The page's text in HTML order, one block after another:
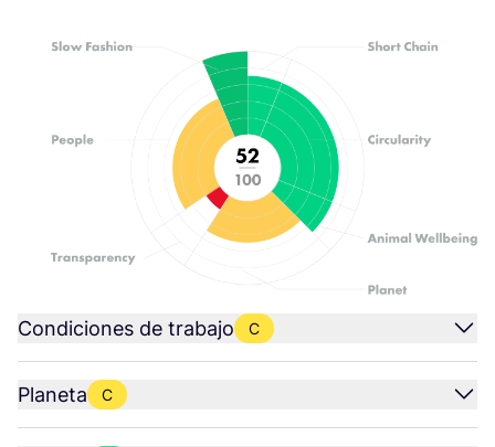
Condiciones de trabajo C
Planeta C